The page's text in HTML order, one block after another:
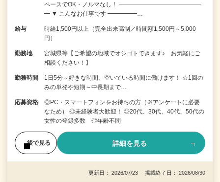
ペースでOK・ノルマなし！ ━━━━━━━━━━━━━━
━ ▼ こんなお仕事です ━━━━━…
給与
時給1,500円以上（完全出来高制／時間額1,500円～5,000
円）
勤務地
宮城県等【ご希望の地域でオシゴトできます♪ お気軽にご
相談ください！】
勤務時間
1日5分～好きな時間、空いている時間に働けます！ ☆1回の
みの単発や短期～中長期まで…
応募資格
◎PC・スマートフォンをお持ちの方（※アンケートに必要
なため） ◎未経験者大歓迎！ ◎20代、30代、40代、50代の
女性の登録多数 ◎年齢不問
後で見る 詳細を見る
更新日： 2026/07/23 掲載終了日： 2026/08/30